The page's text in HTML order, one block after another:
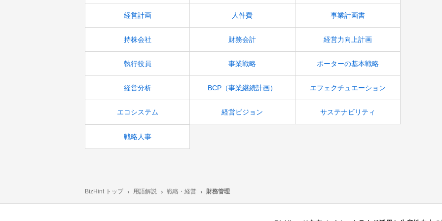
経営計画 人件費 事業計画書
持株会社 財務会計 経営力向上計画
執行役員 事業戦略 ポーターの基本戦略
経営分析 BCP（事業継続計画） エフェクチュエーション
エコシステム 経営ビジョン サステナビリティ
戦略人事
BizHint トップ 用語解説 戦略・経営 財務管理